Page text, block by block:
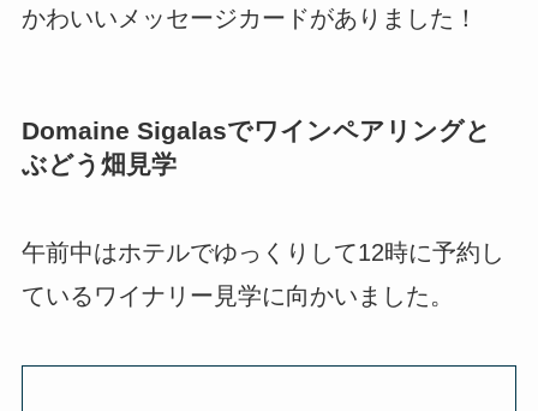
かわいいメッセージカードがありました！
Domaine Sigalasでワインペアリングと
ぶどう畑見学
午前中はホテルでゆっくりして12時に予約し
ているワイナリー見学に向かいました。